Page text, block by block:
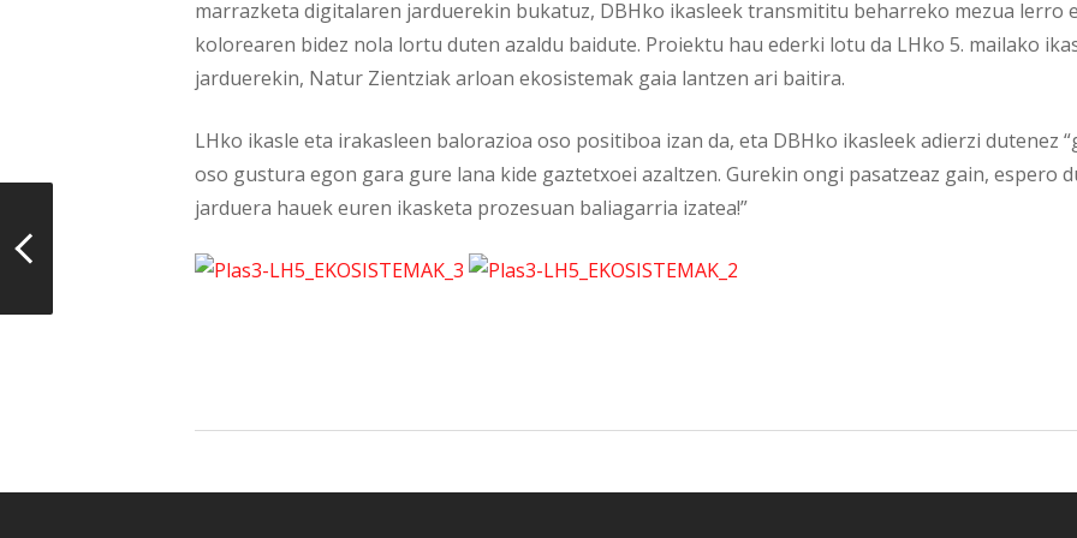
marrazketa digitalaren jarduerekin bukatuz, DBHko ikasleek transmititu beharreko mezua lerro
kolorearen bidez nola lortu duten azaldu baidute. Proiektu hau ederki lotu da LHko 5. mailako
jarduerekin, Natur Zientziak arloan ekosistemak gaia lantzen ari baitira.
LHko ikasle eta irakasleen balorazioa oso positiboa izan da, eta DBHko ikasleek adierzi dutenez
oso gustura egon gara gure lana kide gaztetxoei azaltzen. Gurekin ongi pasatzeaz gain, espero
jarduera hauek euren ikasketa prozesuan baliagarria izatea!”